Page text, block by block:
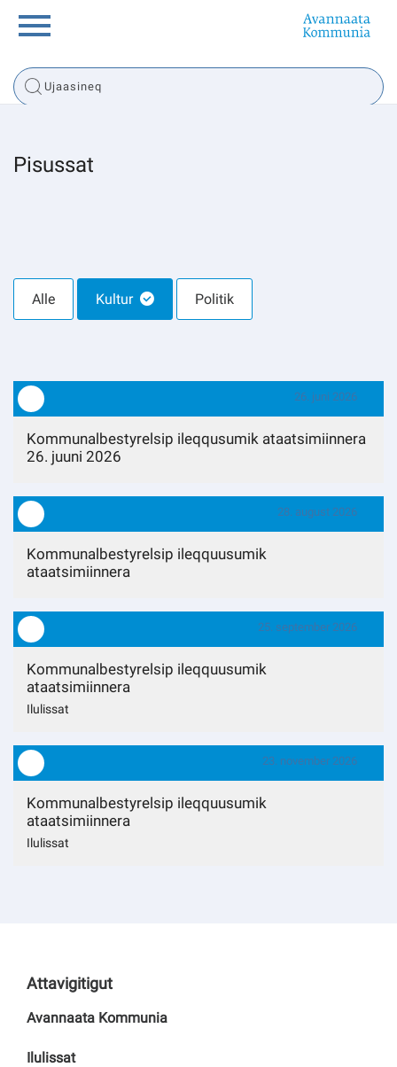
Innuttaasunut
Kommuni pillugu paasissutissat
Pisussat
Alle Kultur Politik
Kommunalbestyrelsip ileqqusumik ataatsimiinnera
26. juuni 2026
26. juni 2026
Kommunalbestyrelsip ileqquusumik
ataatsimiinnera
28. august 2026
Kommunalbestyrelsip ileqquusumik
ataatsimiinnera
25. september 2026
Ilulissat
Kommunalbestyrelsip ileqquusumik
ataatsimiinnera
23. november 2026
Ilulissat
Attavigitigut
Avannaata Kommunia
Ilulissat